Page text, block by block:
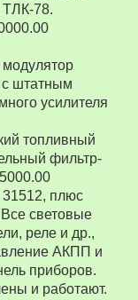
ТЛК-78.
штатным
усилителя
топливный
фильтр-
плюс
световые
реле и др.,
АКПП и
приборов.
и работают.